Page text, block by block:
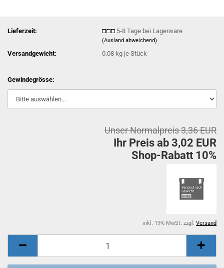
Lieferzeit: 5-8 Tage bei Lagerware
(Ausland abweichend)
Versandgewicht: 0.08 kg je Stück
Gewindegrösse:
Unser Normalpreis 3,36 EUR
Ihr Preis ab 3,02 EUR
Shop-Rabatt 10%
inkl. 19% MwSt. zzgl. Versand